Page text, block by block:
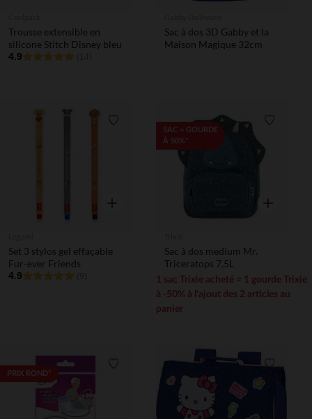
Trousse extensible en
silicone Stitch Disney bleu
4.9
Sac à dos 3D Gabby et la
Maison Magique 32cm
Liste de souhaits
Aperçu rapide
Set 3 stylos gel effaçable
Fur-ever Friends
4.9
SAC = GOURDE
À 50%*
Aperçu
Sac à dos medium Mr.
Triceratops 7,5L
1 sac Trixie acheté = 1 gourde Trixie
à -50% à l'ajout des 2 articles au
panier
PRIX ROND* Liste de souhaits Liste